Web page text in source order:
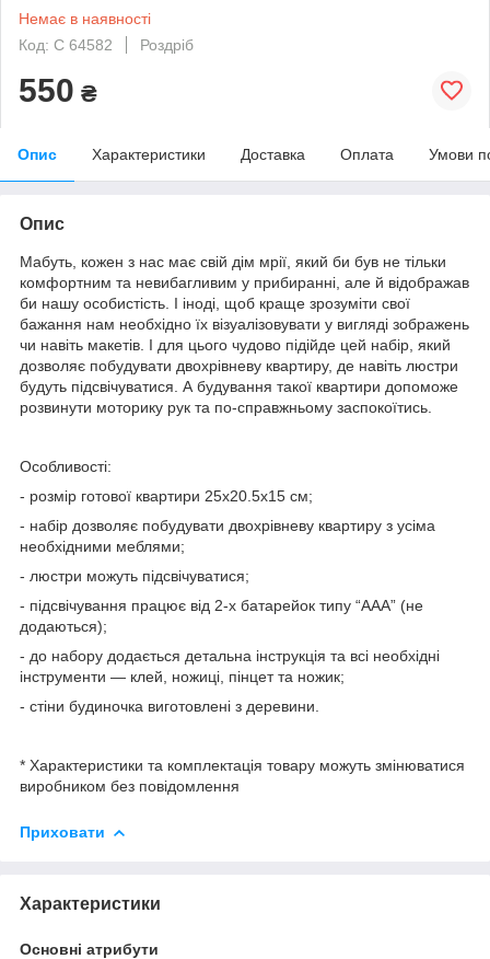
Немає в наявності
Код: С 64582
Роздріб
550 ₴
Опис Характеристики Доставка Оплата Умови
Опис
Мабуть, кожен з нас має свій дім мрії, який би був не тільки
комфортним та невибагливим у прибиранні, але й відображав
би нашу особистість. І іноді, щоб краще зрозуміти свої
бажання нам необхідно їх візуалізовувати у вигляді зображень
чи навіть макетів. І для цього чудово підійде цей набір, який
дозволяє побудувати двохрівневу квартиру, де навіть люстри
будуть підсвічуватися. А будування такої квартири допоможе
розвинути моторику рук та по-справжньому заспокоїтись.
Особливості:
- розмір готової квартири 25х20.5х15 см;
- набір дозволяє побудувати двохрівневу квартиру з усіма
необхідними меблями;
- люстри можуть підсвічуватися;
- підсвічування працює від 2-х батарейок типу “ААА” (не
додаються);
- до набору додається детальна інструкція та всі необхідні
інструменти — клей, ножиці, пінцет та ножик;
- стіни будиночка виготовлені з деревини.
* Характеристики та комплектація товару можуть змінюватися
виробником без повідомлення
Приховати
Характеристики
Основні атрибути